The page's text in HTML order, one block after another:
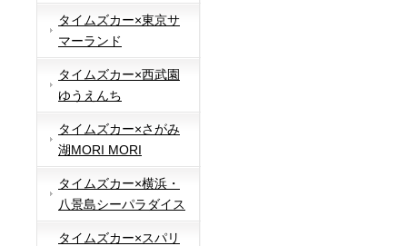
タイムズカー×東京サ
マーランド
タイムズカー×西武園
ゆうえんち
タイムズカー×さがみ
湖MORI MORI
タイムズカー×横浜・
八景島シーパラダイス
タイムズカー×スパリ